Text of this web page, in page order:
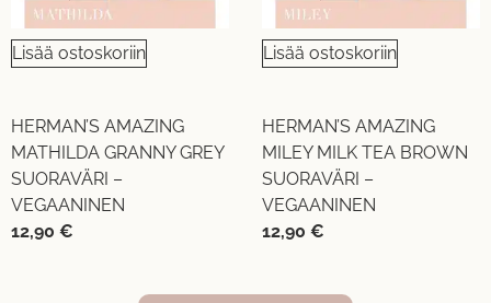
Lisää ostoskoriin
HERMAN’S AMAZING
MATHILDA GRANNY GREY
SUORAVÄRI –
VEGAANINEN
12,90 €
Lisää ostoskoriin
HERMAN’S AMAZING
MILEY MILK TEA BROWN
SUORAVÄRI –
VEGAANINEN
12,90 €